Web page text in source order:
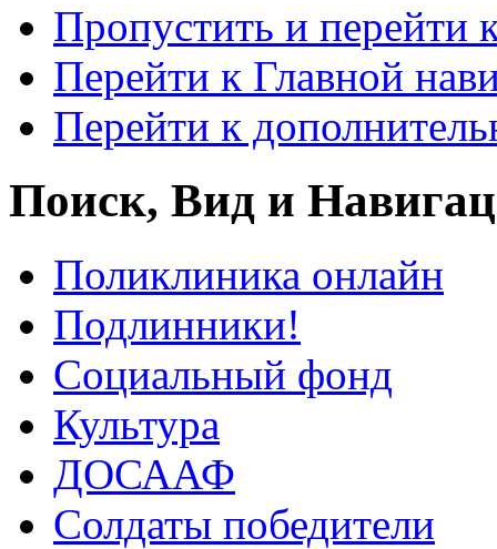
Пропустить и перейти
Перейти к Главной
Перейти к
Поиск, Вид и
Поликлиника онлайн
Подлинники!
Социальный фонд
Культура
ДОСААФ
Солдаты победители